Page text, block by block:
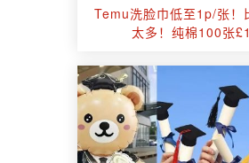
Temu洗脸巾低至1p/张！
太多！纯棉100张